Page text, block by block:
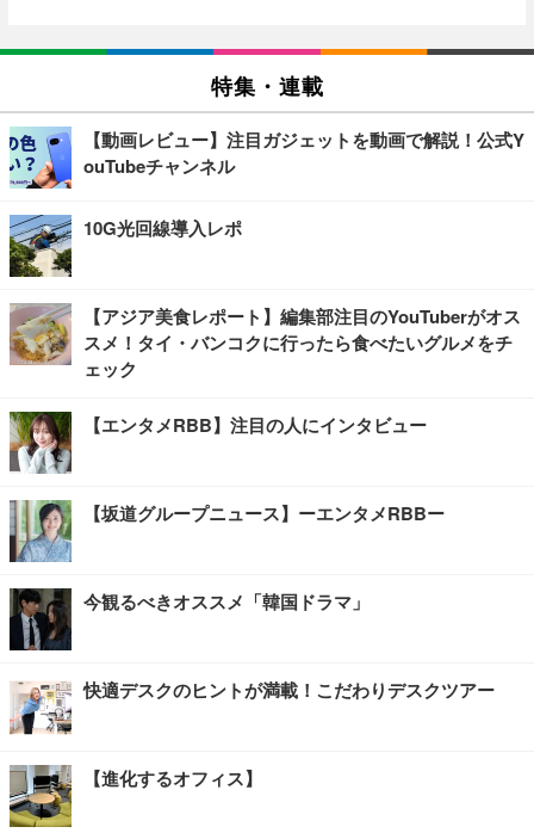
特集・連載
【動画レビュー】注目ガジェットを動画で解説！公式Y
ouTubeチャンネル
10G光回線導入レポ
【アジア美食レポート】編集部注目のYouTuberがオス
スメ！タイ・バンコクに行ったら食べたいグルメをチ
ェック
【エンタメRBB】注目の人にインタビュー
【坂道グループニュース】ーエンタメRBBー
今観るべきオススメ「韓国ドラマ」
快適デスクのヒントが満載！こだわりデスクツアー
【進化するオフィス】